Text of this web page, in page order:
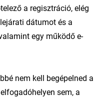
a regisztráció, elég
dátumot és a
egy működő e-
nem kell begépelned a
sem, a